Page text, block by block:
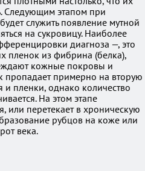
Следующим этапом при
служить появление мутной
на сукровицу. Наиболее
диагноза —, это
пленок из фибрина (белка),
кожные покровы и
пропадает примерно на вторую
и пленки, однако количество
На этом этапе
или перетекает в хроническую
рубцов на коже или
века.